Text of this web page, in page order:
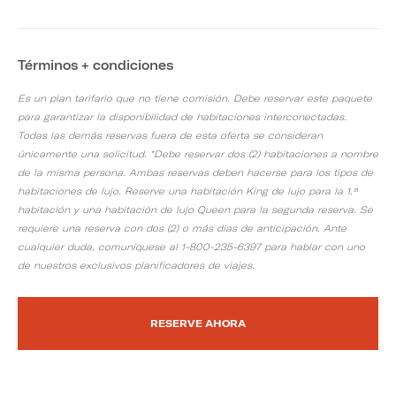
Términos + condiciones
Es un plan tarifario que no tiene comisión. Debe reservar este paquete
para garantizar la disponibilidad de habitaciones interconectadas.
Todas las demás reservas fuera de esta oferta se consideran
únicamente una solicitud. *Debe reservar dos (2) habitaciones a nombre
de la misma persona. Ambas reservas deben hacerse para los tipos de
habitaciones de lujo. Reserve una habitación King de lujo para la 1.ª
habitación y una habitación de lujo Queen para la segunda reserva. Se
requiere una reserva con dos (2) o más días de anticipación. Ante
cualquier duda, comuníquese al 1-800-235-6397 para hablar con uno
de nuestros exclusivos planificadores de viajes.
RESERVE AHORA